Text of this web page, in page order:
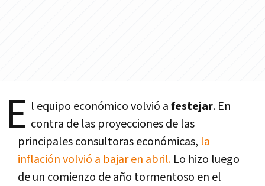
E l equipo económico volvió afestejar. En
contra de las proyecciones de las
principales consultoras económicas, la
inflación volvió a bajar en abril. Lo hizo luego
de un comienzo de año tormentoso en el